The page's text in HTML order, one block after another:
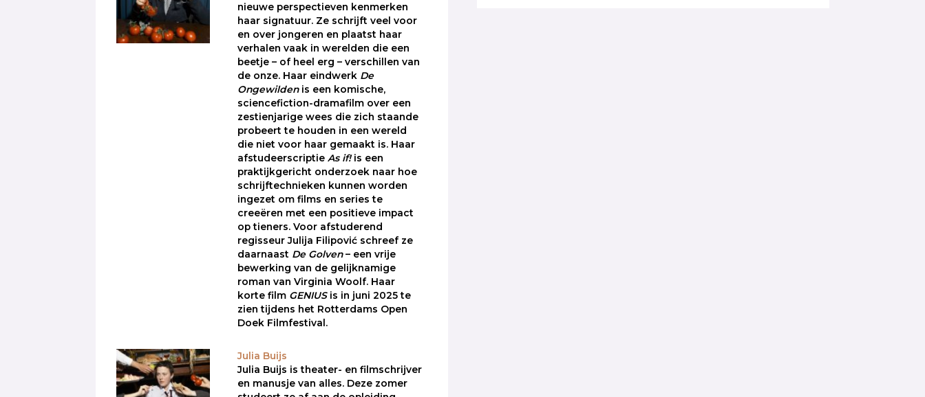
nieuwe perspectieven kenmerken
haar signatuur. Ze schrijft veel voor
en over jongeren en plaatst haar
verhalen vaak in werelden die een
beetje – of heel erg – verschillen van
de onze. Haar eindwerk De
Ongewilden is een komische,
sciencefiction-dramafilm over een
zestienjarige wees die zich staande
probeert te houden in een wereld
die niet voor haar gemaakt is. Haar
afstudeerscriptie As if!is een
praktijkgericht onderzoek naar hoe
schrijftechnieken kunnen worden
ingezet om films en series te
creeëren met een positieve impact
op tieners. Voor afstuderend
regisseur Julija Filipović schreef ze
daarnaast De Golven– een vrije
bewerking van de gelijknamige
roman van Virginia Woolf. Haar
korte film GENIUSis in juni 2025 te
zien tijdens het Rotterdams Open
Doek Filmfestival.
Julia Buijs
Julia Buijs is theater- en filmschrijver
en manusje van alles. Deze zomer